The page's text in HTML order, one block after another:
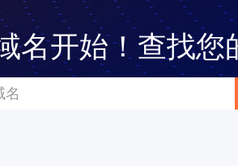
名开始！查找您